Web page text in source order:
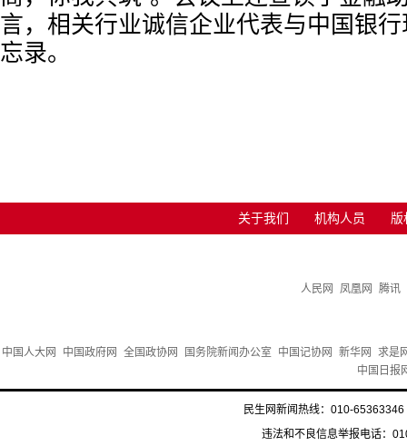
言，相关行业诚信企业代表与中国银
忘录。
关于我们 机构人员 版
人民网 凤凰网 腾讯
中国人大网 中国政府网 全国政协网 国务院新闻办公室 中国记协网 新华网
求是
中国日报
民生网新闻热线：010-
违法和不良信息举报电话：